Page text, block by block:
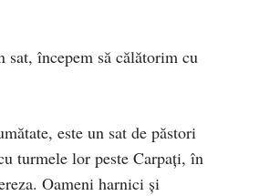
sat, începem să călătorim cu
este un sat de păstori
turmele lor peste Carpaţi, în
Oameni harnici şi